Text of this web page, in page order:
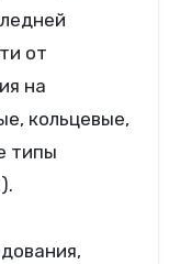
от
на
кольцевые,
типы